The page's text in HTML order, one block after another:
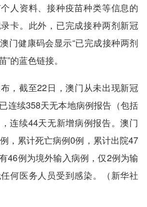
人资料、接种疫苗种类等信息的
卡。此外，已完成接种两剂新冠
门健康码会显示“已完成接种两剂
的蓝色链接。
截至22日，澳门从未出现新冠
连续358天无本地病例报告（包括
连续44天无新增病例报告。澳门
，累计死亡病例0例，累计出院47
46例为境外输入病例，仅2例为输
何医务人员受到感染。（新华社